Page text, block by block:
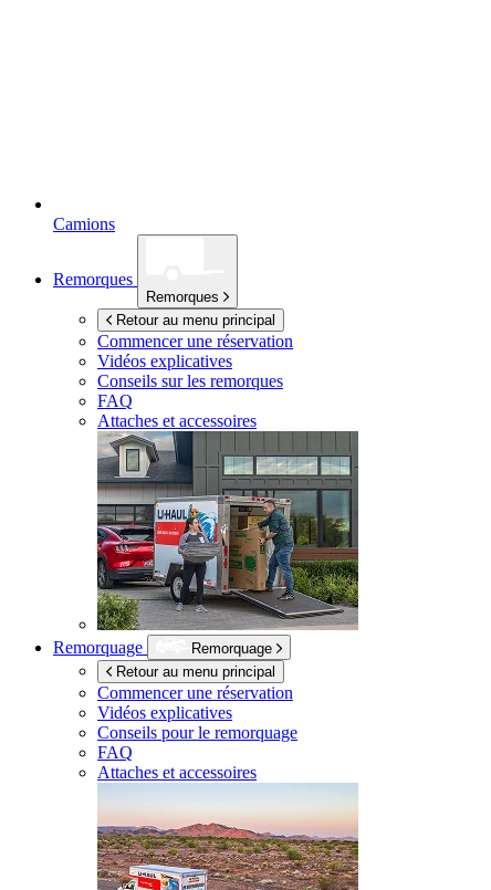
Camions
Remorques
Remorques
Retour au menu principal
Commencer une réservation
Vidéos explicatives
Conseils sur les remorques
FAQ
Attaches et accessoires
Remorquage
Remorquage
Retour au menu principal
Commencer une réservation
Vidéos explicatives
Conseils pour le remorquage
FAQ
Attaches et accessoires